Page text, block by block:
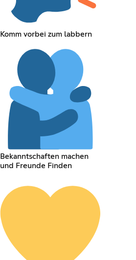
Komm vorbei zum labbern
Bekanntschaften machen
und Freunde Finden